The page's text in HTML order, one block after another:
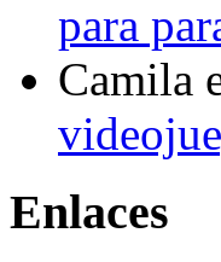
para
Camila
Enlaces